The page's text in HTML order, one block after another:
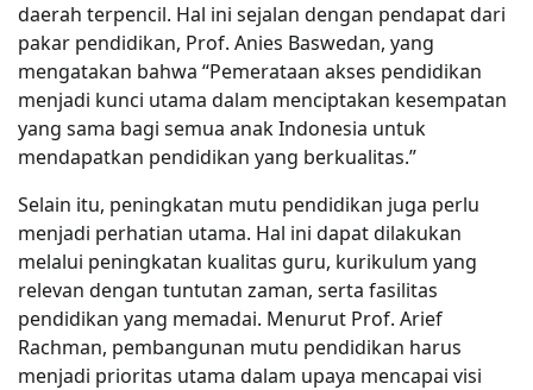
daerah terpencil. Hal ini sejalan dengan pendapat dari
pakar pendidikan, Prof. Anies Baswedan, yang
mengatakan bahwa “Pemerataan akses pendidikan
menjadi kunci utama dalam menciptakan kesempatan
yang sama bagi semua anak Indonesia untuk
mendapatkan pendidikan yang berkualitas.”
Selain itu, peningkatan mutu pendidikan juga perlu
menjadi perhatian utama. Hal ini dapat dilakukan
melalui peningkatan kualitas guru, kurikulum yang
relevan dengan tuntutan zaman, serta fasilitas
pendidikan yang memadai. Menurut Prof. Arief
Rachman, pembangunan mutu pendidikan harus
menjadi prioritas utama dalam upaya mencapai visi